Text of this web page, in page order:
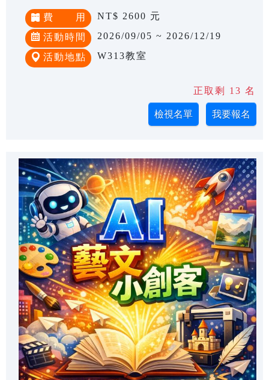
費 用 NT$ 2600 元
活動時間 2026/09/05 ~ 2026/12/19
活動地點 W313教室
正取剩 13 名